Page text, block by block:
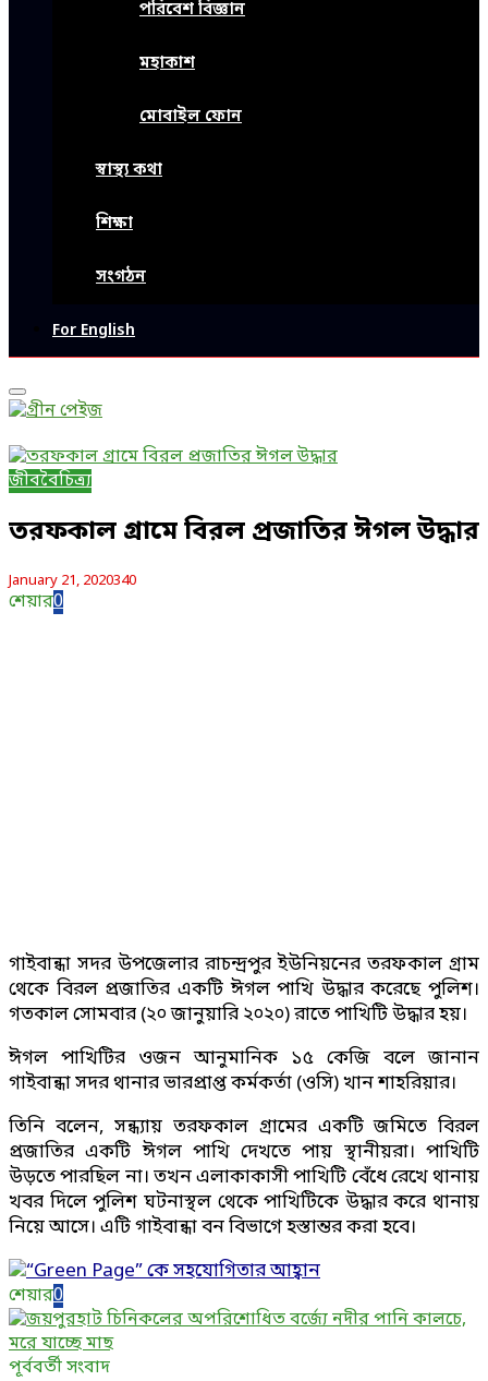
পরিবেশ বিজ্ঞান
মহাকাশ
মোবাইল ফোন
স্বাস্থ্য কথা
শিক্ষা
সংগঠন
For English
Primary
Menu
জীববৈচিত্র্য
তরফকাল গ্রামে বিরল প্রজাতির ঈগল উদ্ধার
January 21, 2020340
শেয়ার0
গাইবান্ধা সদর উপজেলার রাচন্দ্রপুর ইউনিয়নের তরফকাল গ্রাম
থেকে বিরল প্রজাতির একটি ঈগল পাখি উদ্ধার করেছে পুলিশ।
গতকাল সোমবার (২০ জানুয়ারি ২০২০) রাতে পাখিটি উদ্ধার হয়।
ঈগল পাখিটির ওজন আনুমানিক ১৫ কেজি বলে জানান
গাইবান্ধা সদর থানার ভারপ্রাপ্ত কর্মকর্তা (ওসি) খান শাহরিয়ার।
তিনি বলেন, সন্ধ্যায় তরফকাল গ্রামের একটি জমিতে বিরল
প্রজাতির একটি ঈগল পাখি দেখতে পায় স্থানীয়রা। পাখিটি
উড়তে পারছিল না। তখন এলাকাকাসী পাখিটি বেঁধে রেখে থানায়
খবর দিলে পুলিশ ঘটনাস্থল থেকে পাখিটিকে উদ্ধার করে থানায়
নিয়ে আসে। এটি গাইবান্ধা বন বিভাগে হস্তান্তর করা হবে।
শেয়ার0
পূর্ববর্তী সংবাদ